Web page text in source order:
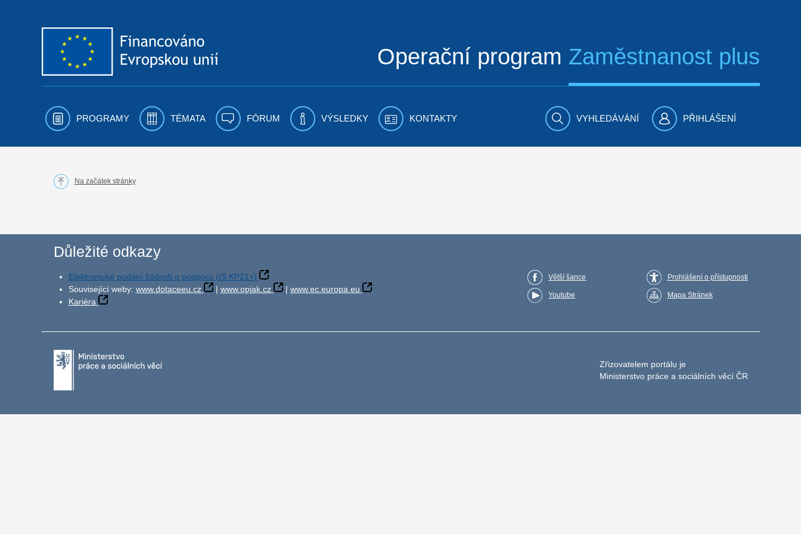
Operační program Zaměstnanost plus
PROGRAMY TÉMATA FÓRUM VÝSLEDKY KONTAKTY VYHLEDÁVÁNÍ PŘIHLÁŠENÍ
Na začátek stránky
Důležité odkazy
Elektronické podání žádosti o podporu (IS KP21+)
Související weby: www.dotaceeu.cz | www.opjak.cz | www.ec.europa.eu
Kariéra
Větší šance
Youtube
Prohlášení o přístupnosti
Mapa Stránek
Zřizovatelem portálu je
Ministerstvo práce a sociálních věcí ČR